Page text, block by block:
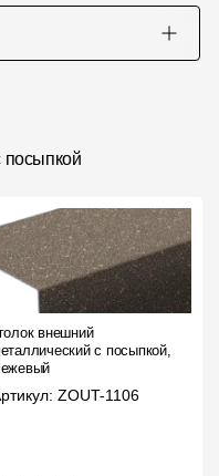
посыпкой
внешний
с посыпкой,
ZOUT-1106